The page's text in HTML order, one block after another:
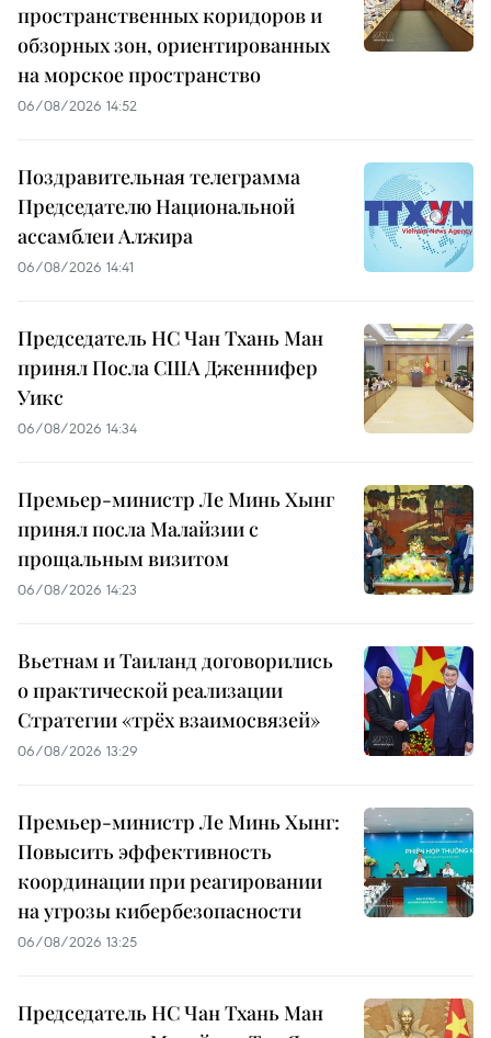
пространственных коридоров и
обзорных зон, ориентированных
на морское пространство
06/08/2026 14:52
Поздравительная телеграмма
Председателю Национальной
ассамблеи Алжира
06/08/2026 14:41
Председатель НС Чан Тхань Ман
принял Посла США Дженнифер
Уикс
06/08/2026 14:34
Премьер-министр Ле Минь Хынг
принял посла Малайзии с
прощальным визитом
06/08/2026 14:23
Вьетнам и Таиланд договорились
о практической реализации
Стратегии «трёх взаимосвязей»
06/08/2026 13:29
Премьер-министр Ле Минь Хынг:
Повысить эффективность
координации при реагировании
на угрозы кибербезопасности
06/08/2026 13:25
Председатель НС Чан Тхань Ман